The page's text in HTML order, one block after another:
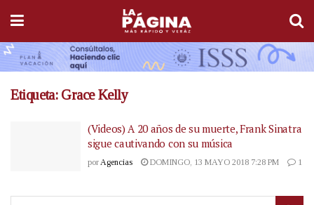
Etiqueta: Grace Kelly
(Videos) A 20 años de su muerte, Frank Sinatra
sigue cautivando con su música
por Agencias DOMINGO, 13 MAYO 2018 7:28 PM 1